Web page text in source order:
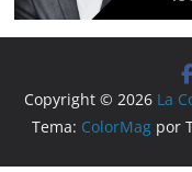
Copyright © 2026 La
Tema: ColorMagpor